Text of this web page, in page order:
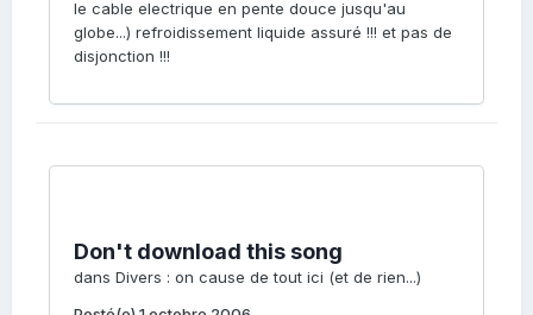
le cable electrique en pente douce jusqu'au
globe...) refroidissement liquide assuré !!! et pas de
disjonction !!!
Don't download this song
dans Divers : on cause de tout ici (et de rien...)